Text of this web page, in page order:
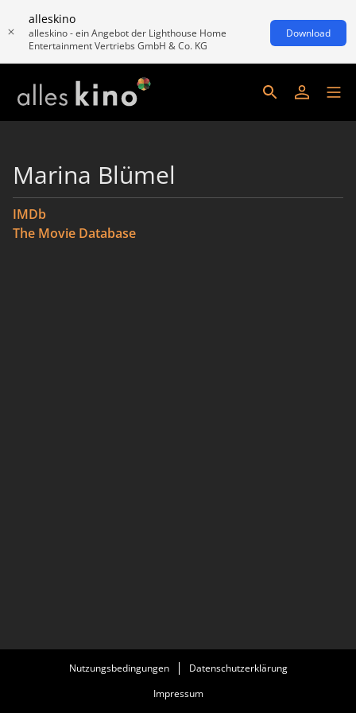
alleskino
alleskino - ein Angebot der Lighthouse Home
Entertainment Vertriebs GmbH & Co. KG
Download
Marina Blümel
IMDb
The Movie Database
Nutzungsbedingungen
Datenschutzerklärung
Impressum